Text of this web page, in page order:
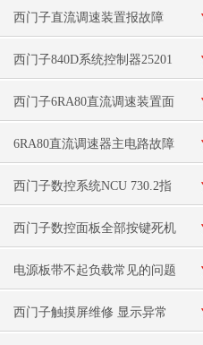
西门子直流调速装置报故障
西门子840D系统控制器25201
维修故障测试维修
西门子6RA80直流调速装置面
板无显示维修
6RA80直流调速器主电路故障
排查方法
西门子数控系统NCU 730.2指
示灯全亮维修
西门子数控面板全部按键死机
按不动维修
电源板带不起负载常见的问题
和解决方法
西门子触摸屏维修 显示异常